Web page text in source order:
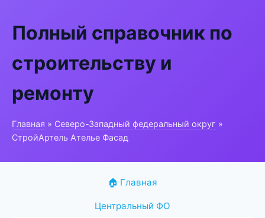
Полный справочник по
строительству и
ремонту
Главная » Северо-Западный федеральный округ »
СтройАртель Ателье Фасад
🏠 Главная
Центральный ФО